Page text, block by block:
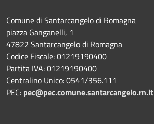
Comune di Santarcangelo di Romagna
piazza Ganganelli, 1
47822 Santarcangelo di Romagna
Codice Fiscale: 01219190400
Partita IVA: 01219190400
Centralino Unico: 0541/356.111
PEC: pec@pec.comune.santarcangelo.rn.it